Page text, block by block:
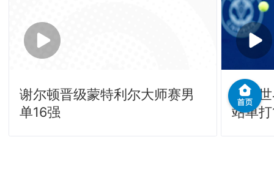
谢尔顿晋级蒙特利尔大师赛男
单16强
不敌
站单